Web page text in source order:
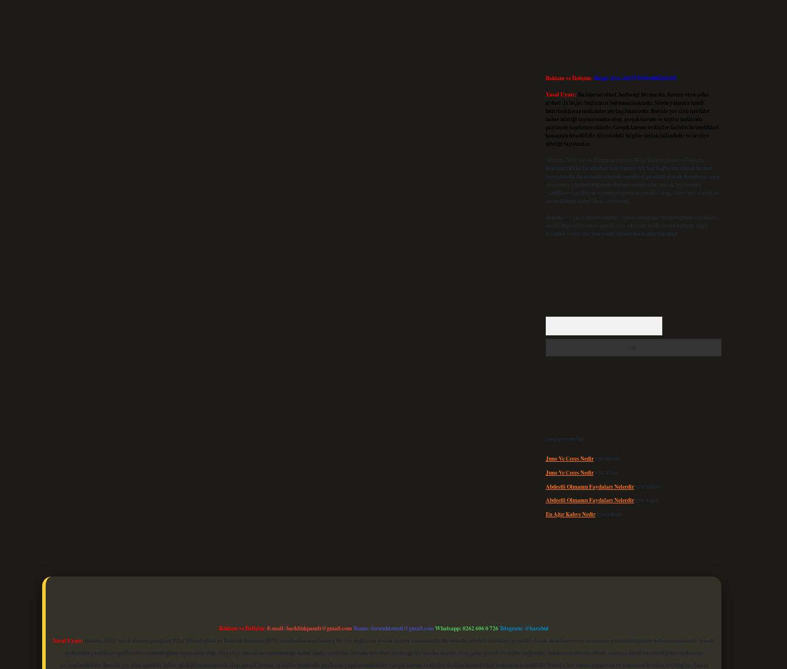
Reklam ve İletişim:Skype: live:.cid.575569c608265c69
Yasal Uyarı: Bu internet sitesi, herhangi bir marka, kurum veya şahıs
şirketi ile hiçbir bağlantısı bulunmamaktadır. Sitede yalnızca kendi
hazırladığımız makaleler paylaşılmaktadır. Burada yer alan içerikler
haber niteliği taşımamakta olup, gerçek kurum ve kişiler hakkında
paylaşım yapılmamaktadır. Gerçek kurum ve kişiler ile isim benzerlikleri
tamamen tesadüfidir. Sitemizdeki bilgiler taslak halindedir ve tavsiye
niteliği taşımazlar.
Sitemiz, 5651 Sayılı Kanun gereğince Bilgi Teknolojileri ve İletişim
Kurumu (BTK) tarafından onaylanmış bir Yer Sağlayıcı olarak hizmet
vermektedir. Bu nedenle, sitedeki içerikleri proaktif olarak denetleme veya
araştırma yükümlülüğümüz bulunmamaktadır. Ancak, üyelerimiz
yazdıkları içeriklerin sorumluluğunu taşımakta olup, siteye üye olarak bu
sorumluluğu kabul etmiş sayılırlar.
Hukuka ve yasal düzenlemelere aykırı olduğunu düşündüğünüz içerikleri,
backlinkpanelicomtr@gmail.com adresine bildirmeniz halinde, ilgili
içerikler yasal süre içerisinde sitemizden kaldırılacaktır.
Son yorumlar
Juno Ve Ceres Nediriçin admin
Juno Ve Ceres Nediriçin Altan
Abdestli Olmanın Faydaları Nelerdiriçin admin
Abdestli Olmanın Faydaları Nelerdiriçin Alper
En Ağır Kahve Nediriçin admin
Reklam ve İletişim:E-mail:backlinkpaneli@gmail.comTeams:forumhizmeti@gmail.comWhatsapp: 0262 606 0 726Telegram: @karabul
Yasal Uyarı:Sitemiz, 5651 Sayılı Kanun gereğince Bilgi Teknolojileri ve İletişim Kurumu (BTK) tarafından onaylanmış bir Yer Sağlayıcı olarak hizmet vermektedir. Bu nedenle, sitedeki içerikleri proaktif olarak denetleme veya araştırma yükümlülüğümüz bulunmamaktadır. Ancak,